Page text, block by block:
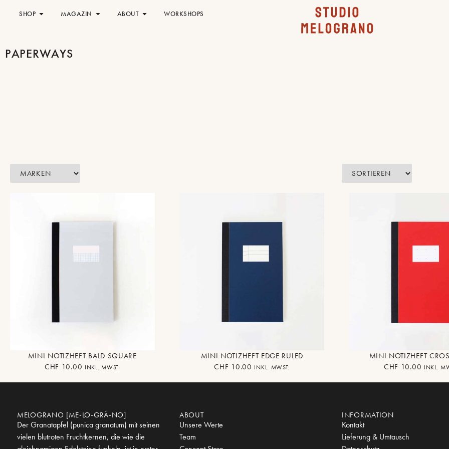
SHOP MAGAZIN ABOUT WORKSHOPS
PAPERWAYS
MINI NOTIZHEFT BALD SQUARE
CHF 10.00 INKL. MWST.
MINI NOTIZHEFT EDGE RULED
CHF 10.00 INKL. MWST.
MINI NOTIZHEFT
CHF 10.00 INKL.
MELOGRANO [ME-LO-GRÀ-NO]
Der Granatapfel (punica granatum) mit seinen
vielen blutroten Fruchtkernen, die wie die
ABOUT
Unsere Werte
Team
INFORMATION
Kontakt
Lieferung & Umtausch